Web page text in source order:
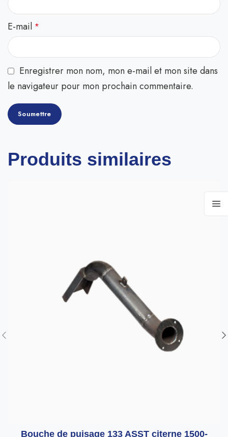
E-mail *
Enregistrer mon nom, mon e-mail et mon site dans
le navigateur pour mon prochain commentaire.
Produits similaires
Bouche de puisage 133 ASST citerne 1500-